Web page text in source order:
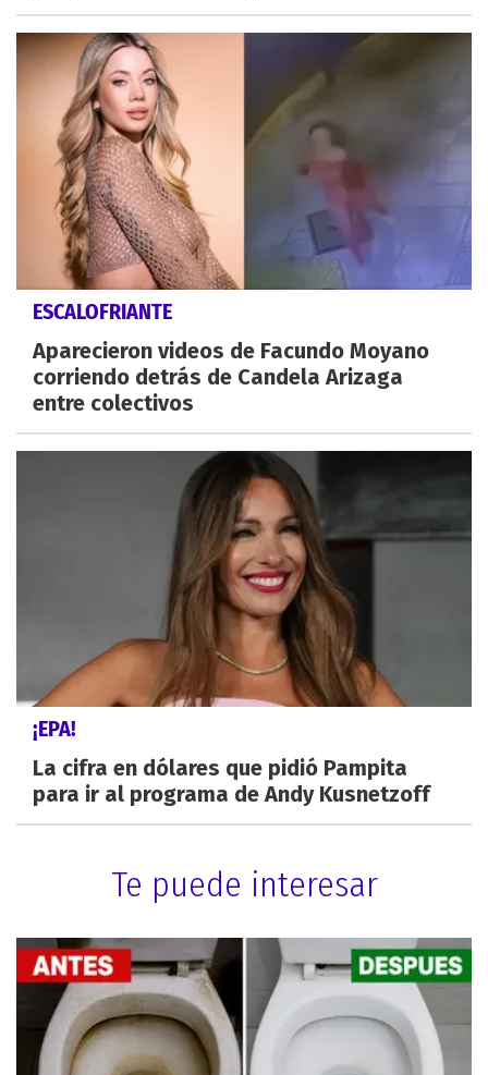
ESCALOFRIANTE
Aparecieron videos de Facundo Moyano
corriendo detrás de Candela Arizaga
entre colectivos
¡EPA!
La cifra en dólares que pidió Pampita
para ir al programa de Andy Kusnetzoff
Te puede interesar